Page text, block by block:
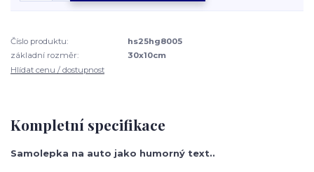
Číslo produktu:
hs25hg8005
základní rozměr:
30x10cm
Hlídat cenu / dostupnost
Kompletní specifikace
Samolepka na auto jako humorný text..